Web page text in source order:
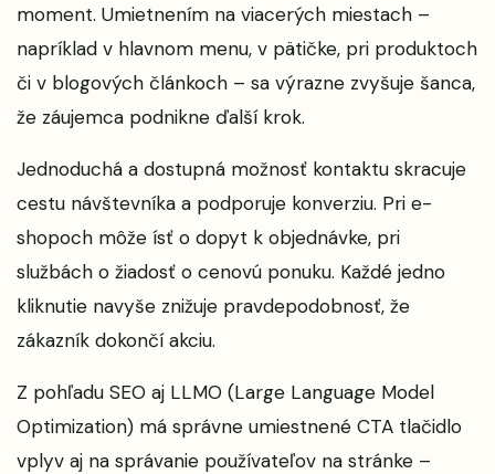
moment. Umietnením na viacerých miestach –
napríklad v hlavnom menu, v pätičke, pri produktoch
či v blogových článkoch – sa výrazne zvyšuje šanca,
že záujemca podnikne ďalší krok.
Jednoduchá a dostupná možnosť kontaktu skracuje
cestu návštevníka a podporuje konverziu. Pri e-
shopoch môže ísť o dopyt k objednávke, pri
službách o žiadosť o cenovú ponuku. Každé jedno
kliknutie navyše znižuje pravdepodobnosť, že
zákazník dokončí akciu.
Z pohľadu SEO aj LLMO (Large Language Model
Optimization) má správne umiestnené CTA tlačidlo
vplyv aj na správanie používateľov na stránke –